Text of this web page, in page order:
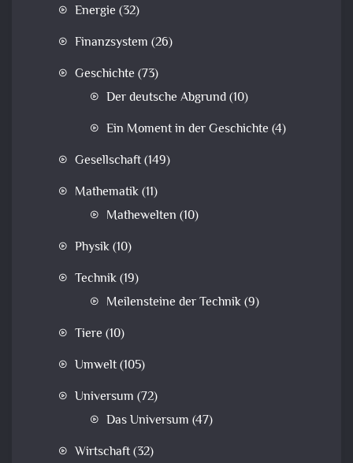
Energie (32)
Finanzsystem (26)
Geschichte (73)
Der deutsche Abgrund(10)
Ein Moment in der Geschichte (4)
Gesellschaft(149)
Mathematik(11)
Mathewelten (10)
Physik(10)
Technik(19)
Meilensteine der Technik(9)
Tiere (10)
Umwelt(105)
Universum (72)
Das Universum (47)
Wirtschaft(32)